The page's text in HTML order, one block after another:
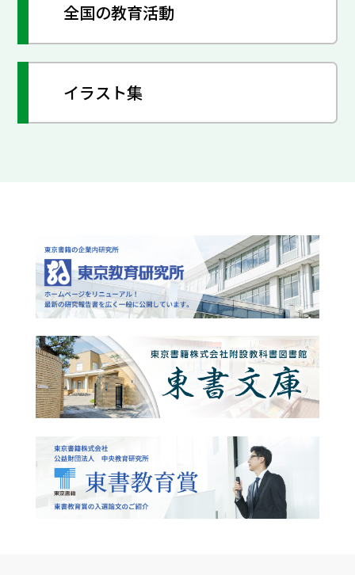
全国の教育活動
イラスト集